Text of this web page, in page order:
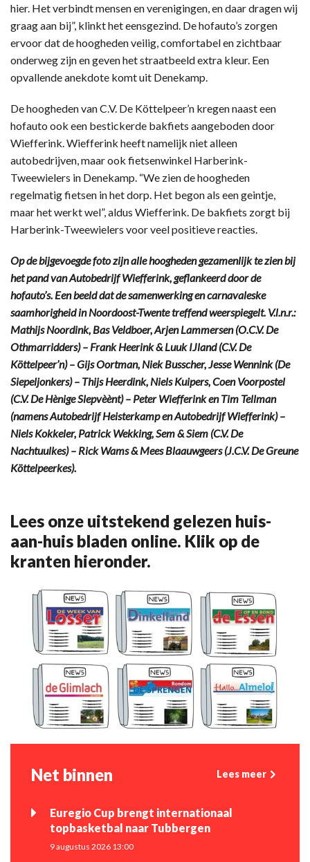
hier. Het verbindt mensen en verenigingen, en daar dragen wij
graag aan bij”, klinkt het eensgezind. De hofauto’s zorgen
ervoor dat de hoogheden veilig, comfortabel en zichtbaar
onderweg zijn en geven het straatbeeld extra kleur. Een
opvallende anekdote komt uit Denekamp.
De hoogheden van C.V. De Köttelpeer’n kregen naast een
hofauto ook een bestickerde bakfiets aangeboden door
Wiefferink. Wiefferink heeft namelijk niet alleen
autobedrijven, maar ook fietsenwinkel Harberink-
Tweewielers in Denekamp. “We zien de hoogheden
regelmatig fietsen in het dorp. Het begon als een geintje,
maar het werkt wel”, aldus Wiefferink. De bakfiets zorgt bij
Harberink-Tweewielers voor veel positieve reacties.
Op de bijgevoegde foto zijn alle hoogheden gezamenlijk te zien bij
het pand van Autobedrijf Wiefferink, geflankeerd door de
hofauto’s. Een beeld dat de samenwerking en carnavaleske
saamhorigheid in Noordoost-Twente treffend weerspiegelt. V.l.n.r.:
Mathijs Noordink, Bas Veldboer, Arjen Lammersen (O.C.V. De
Othmarridders) – Frank Heerink & Luuk IJland (C.V. De
Köttelpeer’n) – Gijs Oortman, Niek Busscher, Jesse Wennink (De
Siepeljonkers) – Thijs Heerdink, Niels Kuipers, Coen Voorpostel
(C.V. De Hènige Slepvèènt) – Peter Wiefferink en Tim Tellman
(namens Autobedrijf Heisterkamp en Autobedrijf Wiefferink) –
Niels Kokkeler, Patrick Wekking, Sem & Siem (C.V. De
Nachtuulkes) – Rick Wams & Mees Blaauwgeers (J.C.V. De Greune
Köttelpeerkes).
Lees onze uitstekend gelezen huis-
aan-huis bladen online. Klik op de
kranten hieronder.
Net binnen Lees meer
Euregio Cup brengt internationaal
topbasketbal naar Tubbergen
9 augustus 2026 13:00